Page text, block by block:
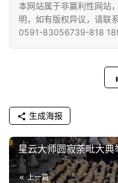
本网站属于非赢利性网站
明，如有版权异议，请联
0591-83056739-818
生成海报
星云大师圆寂荼毗大典
上一篇